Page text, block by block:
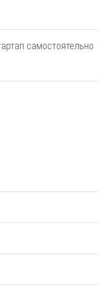
самостоятельно